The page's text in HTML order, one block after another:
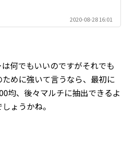
2020-08-28 16:01
何でもいいのですがそれでも
ために強いて言うなら、最初に
均、後々マルチに抽出できるよ
ょうかね。